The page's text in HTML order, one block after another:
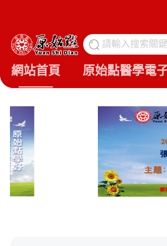
請輸入搜索關
網站首頁 原始點醫學電